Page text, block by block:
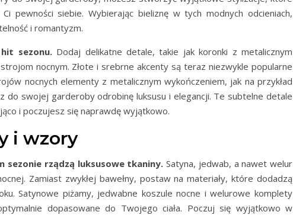
pewności siebie. Wybierając bieliznę w tych modnych odcieniach,
i romantyzm.
sezonu.Dodaj delikatne detale, takie jak koronki z metalicznym
nocnym. Złote i srebrne akcenty są teraz niezwykle popularne
nocnych elementy z metalicznym wykończeniem, jak na przykład
do swojej garderoby odrobinę luksusu i elegancji. Te subtelne detale
i poczujesz się naprawdę wyjątkowo.
i wzory
sezonie rządzą luksusowe tkaniny. Satyna, jedwab, a nawet welur
Zamiast zwykłej bawełny, postaw na materiały, które dodadzą
Satynowe piżamy, jedwabne koszule nocne i welurowe komplety
dopasowane do Twojego ciała. Poczuj się wyjątkowo w